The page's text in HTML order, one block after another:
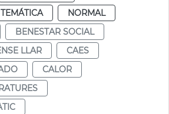
NORMAL
BENESTAR SOCIAL
LLAR
CAES
CALOR